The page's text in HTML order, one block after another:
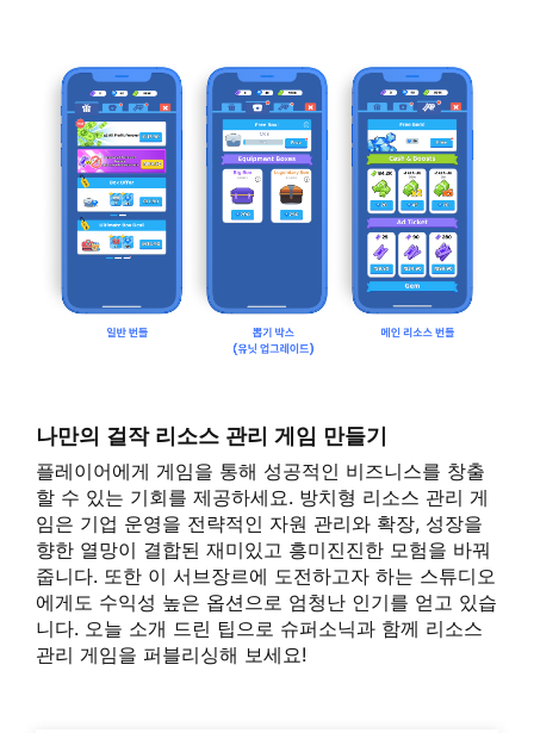
나만의 걸작 리소스 관리 게임 만들기
플레이어에게 게임을 통해 성공적인 비즈니스를 창출
할 수 있는 기회를 제공하세요. 방치형 리소스 관리 게
임은 기업 운영을 전략적인 자원 관리와 확장, 성장을
향한 열망이 결합된 재미있고 흥미진진한 모험을 바꿔
줍니다. 또한 이 서브장르에 도전하고자 하는 스튜디오
에게도 수익성 높은 옵션으로 엄청난 인기를 얻고 있습
니다. 오늘 소개 드린 팁으로 슈퍼소닉과 함께 리소스
관리 게임을 퍼블리싱해 보세요!